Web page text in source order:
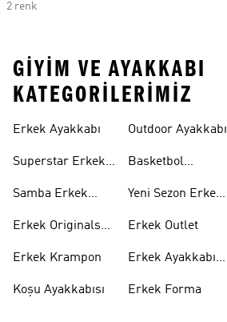
2 renk
GIYIM VE AYAKKABI
KATEGORILERIMIZ
Erkek Ayakkabı
Superstar Erkek
Samba Erkek
Erkek Originals
Erkek Krampon
Koşu Ayakkabısı
Outdoor Ayakkabı
Basketbol
Yeni Sezon Erkek
Erkek Outlet
Erkek Ayakkabı
Erkek Forma